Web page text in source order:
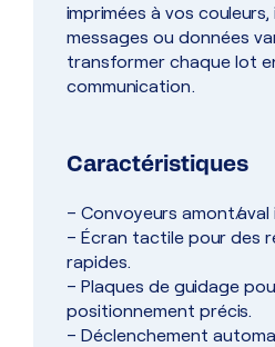
imprimées à vos
messages ou données
transformer chaque lot
communication.
Caractéristiques
– Convoyeurs amont/aval
– Écran tactile pour des
rapides.
– Plaques de guidage
positionnement précis.
– Déclenchement